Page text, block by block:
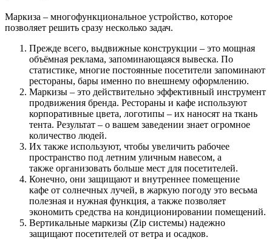
Маркиза – многофункциональное устройство, которое
позволяет решить сразу несколько задач.
Прежде всего, выдвижные конструкции – это мощная
объёмная реклама, запоминающаяся вывеска. По
статистике, многие постоянные посетители запоминают
рестораны, бары именно по внешнему оформлению.
Маркизы – это действительно эффективный инструмент
продвижения бренда. Рестораны и кафе используют
корпоративные цвета, логотипы – их наносят на ткань
тента. Результат – о вашем заведении знает огромное
количество людей.
Их также используют, чтобы увеличить рабочее
пространство под летним уличным навесом, а
также организовать больше мест для посетителей.
Конечно, они защищают и внутреннее помещение
кафе от солнечных лучей, в жаркую погоду это весьма
полезная и нужная функция, а также позволяет
экономить средства на кондиционировании помещений.
Вертикальные маркизы (Zip системы) надежно
защищают посетителей от ветра и осадков.